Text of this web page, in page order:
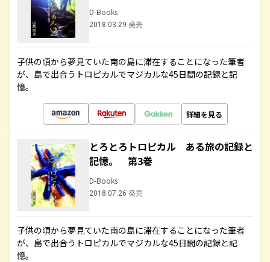
D-Books
2018.03.29 発売
子供の頃から夢見ていた南の島に滞在することになった筆者
が、島で出合うトロピカルでマジカルな45日間の記録と記
憶。
詳細を見る
とろとろトロピカル ある旅の記録と
記憶。 第3巻
D-Books
2018.07.26 発売
子供の頃から夢見ていた南の島に滞在することになった筆者
が、島で出合うトロピカルでマジカルな45日間の記録と記
憶。